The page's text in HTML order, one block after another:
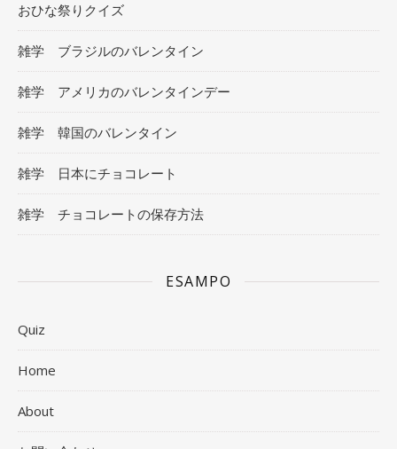
おひな祭りクイズ
雑学 ブラジルのバレンタイン
雑学 アメリカのバレンタインデー
雑学 韓国のバレンタイン
雑学 日本にチョコレート
雑学 チョコレートの保存方法
ESAMPO
Quiz
Home
About